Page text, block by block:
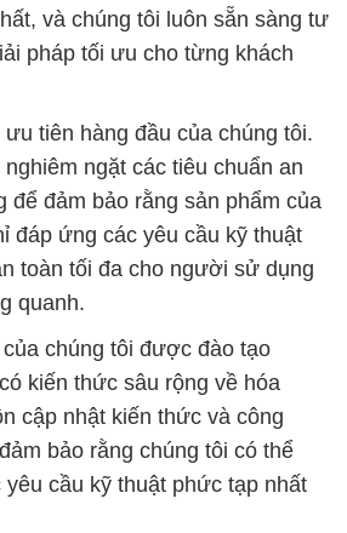
và chúng tôi luôn sẵn sàng tư
pháp tối ưu cho từng khách
tiên hàng đầu của chúng tôi.
ngặt các tiêu chuẩn an
để đảm bảo rằng sản phẩm của
đáp ứng các yêu cầu kỹ thuật
toàn tối đa cho người sử dụng
quanh.
chúng tôi được đào tạo
kiến thức sâu rộng về hóa
cập nhật kiến thức và công
bảo rằng chúng tôi có thể
cầu kỹ thuật phức tạp nhất